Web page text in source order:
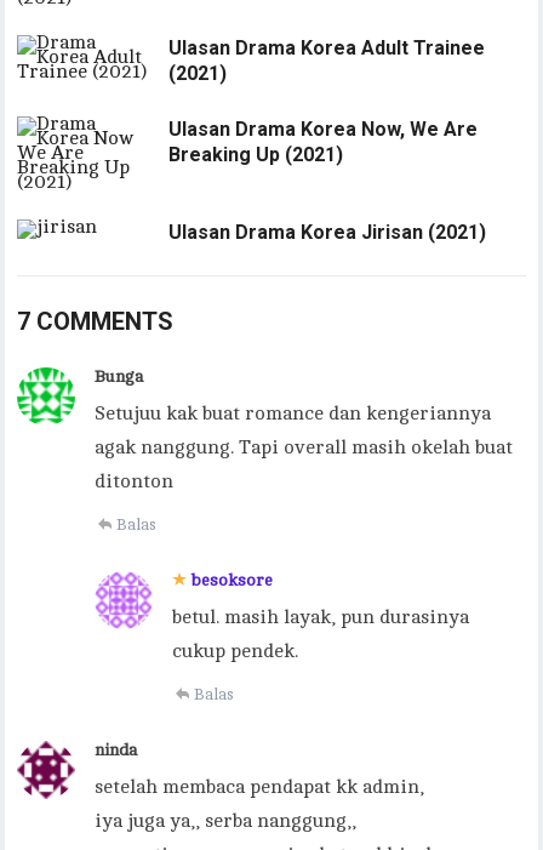
Ulasan Drama Korea Adult Trainee
(2021)
Ulasan Drama Korea Now, We Are
Breaking Up (2021)
Ulasan Drama Korea Jirisan (2021)
7 COMMENTS
Bunga
Setujuu kak buat romance dan kengeriannya
agak nanggung. Tapi overall masih okelah buat
ditonton
Balas
besoksore
betul. masih layak, pun durasinya
cukup pendek.
Balas
ninda
setelah membaca pendapat kk admin,
iya juga ya,, serba nanggung,,